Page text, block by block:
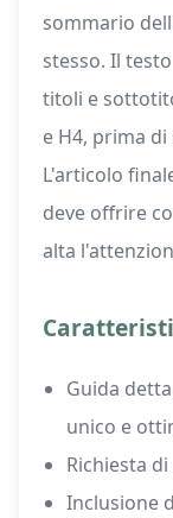
sommario
stesso. Il
titoli e
e H4, prima
L'articolo
deve offrire
alta
Guida
unico e
Richiesta
Inclusione